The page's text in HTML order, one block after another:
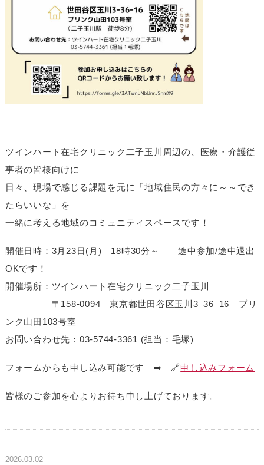
ツインハート在宅クリニック二子玉川周辺の、医療・介護従
事者の皆様向けに
日々、現場で感じる課題を元に「地域住民の方々に～～でき
たらいいな」を
一緒に考える地域のコミュニティスペースです！
開催日時：3月23日(月) 18時30分～ 途中参加/途中退出
OKです！
開催場所：ツインハート在宅クリニック二子玉川
〒158-0094 東京都世田谷区玉川3ｰ36ｰ16 ブリ
ンク山田103号室
お問い合わせ先：03-5744-3361 (担当：毛塚)
フォームからも申し込み可能です ➡ 🔗申し込みフォーム
皆様のご参加を心よりお待ち申し上げております。
2026.03.02